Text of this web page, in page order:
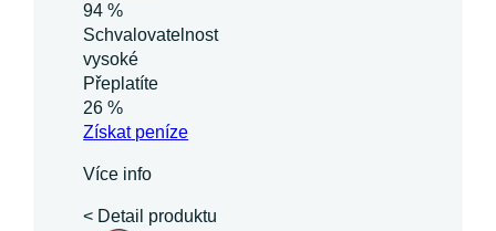
94 %
Schvalovatelnost
vysoké
Přeplatíte
26 %
Získatpeníze
Více info
< Detail produktu